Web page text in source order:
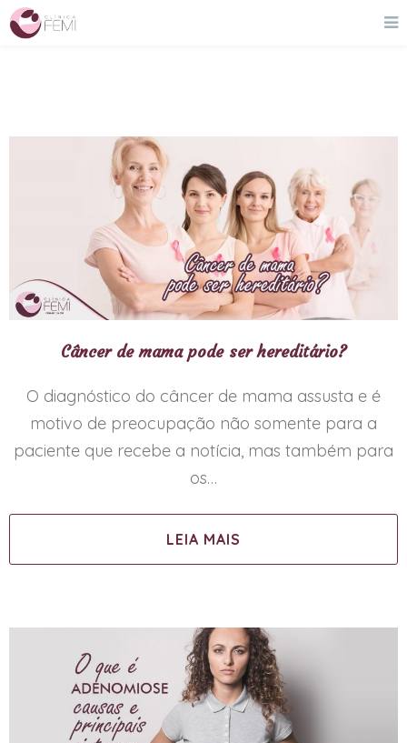
Câncer de mama pode ser hereditário?
O diagnóstico do câncer de mama assusta e é
motivo de preocupação não somente para a
paciente que recebe a notícia, mas também para
os…
LEIA MAIS